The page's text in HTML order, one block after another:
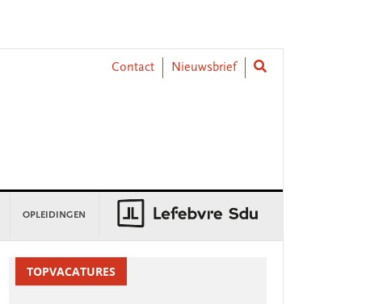
Contact
Nieuwsbrief
OPLEIDINGEN
SidebarTOPVACATURES